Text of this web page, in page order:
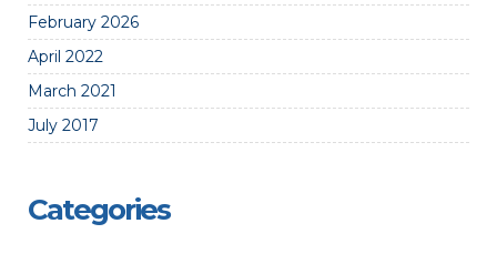
February 2026
April 2022
March 2021
July 2017
Categories